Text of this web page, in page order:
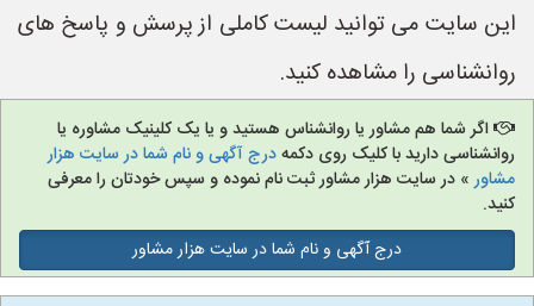
این سایت می توانید لیست کاملی از پرسش و پاسخ های
روانشناسی را مشاهده کنید.
اگر شما هم مشاور یا روانشناس هستید و یا یک کلینیک مشاوره یا
روانشناسی دارید با کلیک روی دکمهدرج آگهی و نام شما در سایت هزار
مشاور» در سایت هزار مشاور ثبت نام نموده و سپس خودتان را معرفی
کنید.
درج آگهی و نام شما در سایت هزار مشاور